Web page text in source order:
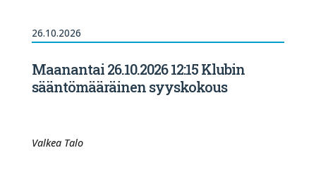
26.10.2026
Maanantai 26.10.2026 12:15 Klubin
sääntömääräinen syyskokous
Valkea Talo